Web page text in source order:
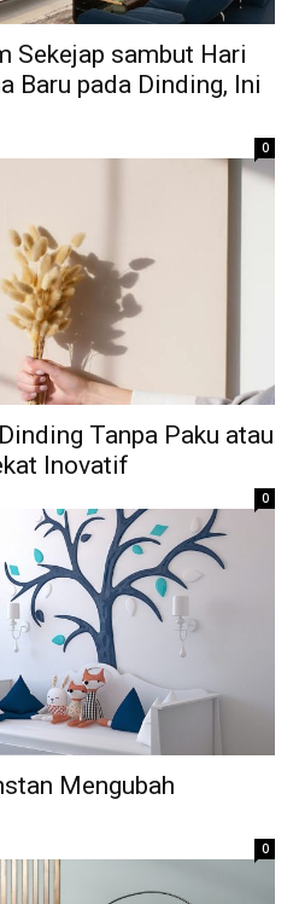
Sekejap sambut Hari
Baru pada Dinding, Ini
0
Tanpa Paku atau
Inovatif
0
Mengubah
0